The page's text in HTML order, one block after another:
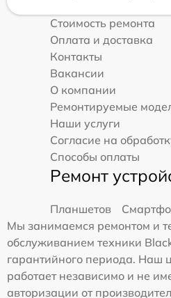
Стоимость ремонта
Оплата и доставка
Контакты
Вакансии
О компании
Ремонтируемые
Наши услуги
Согласие на
Способы оплаты
Ремонт
Планшетов
Мы занимаемся ремонтом и
обслуживанием техники
гарантийного периода. Наш
работает независимо и не
авторизации от